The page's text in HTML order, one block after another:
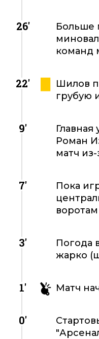
26'
Больше
команд
22'
Шилов
грубую
9'
Главная
Роман
матч
7'
Пока
3'
Погода
жарко
1' Матч
0'